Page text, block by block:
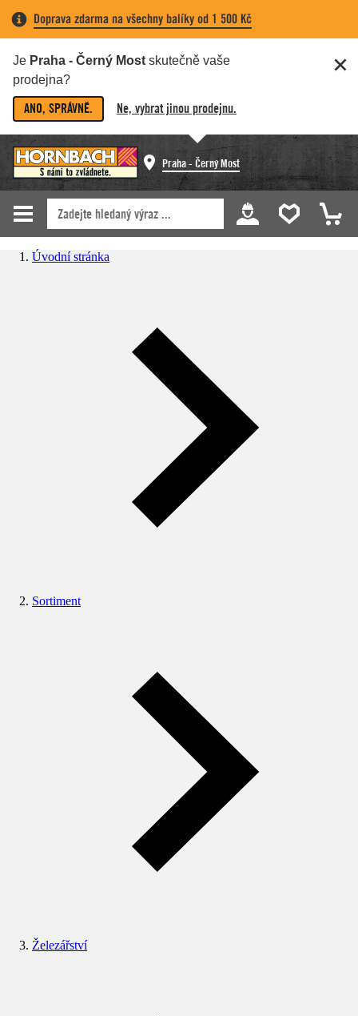
Doprava zdarma na všechny balíky od 1 500 Kč
Je Praha - Černý Most skutečně vaše
prodejna?
ANO, SPRÁVNĚ. Ne, vybrat jinou prodejnu.
Praha - Černý Most
Úvodní stránka
Sortiment
Železářství